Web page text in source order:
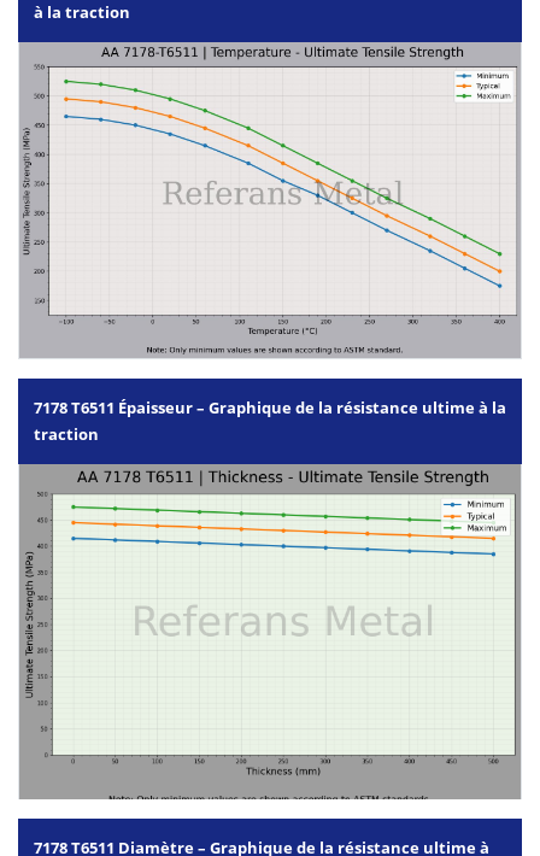
à la traction
7178 T6511 Épaisseur – Graphique de la résistance ultime à la
traction
7178 T6511 Diamètre – Graphique de la résistance ultime à